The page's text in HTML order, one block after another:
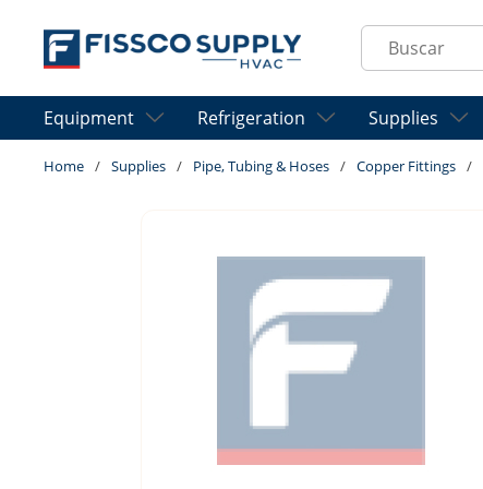
Skip to main content
Site Search
Equipment Refrigeration Supplies
Home / Supplies / Pipe, Tubing & Hoses / Copper Fittings /